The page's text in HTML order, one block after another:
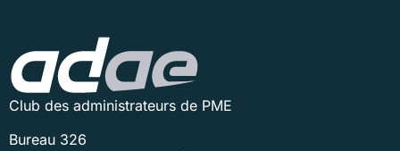
Club des administrateurs de PME
Bureau 326